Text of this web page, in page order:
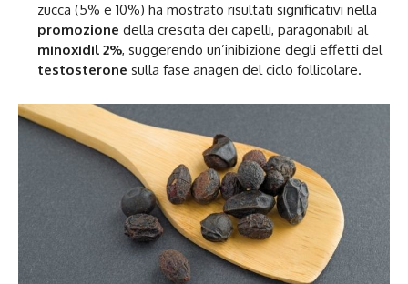
zucca (5% e 10%) ha mostrato risultati significativi nella
promozione della crescita dei capelli, paragonabili al
minoxidil 2%, suggerendo un’inibizione degli effetti del
testosterone sulla fase anagen del ciclo follicolare.